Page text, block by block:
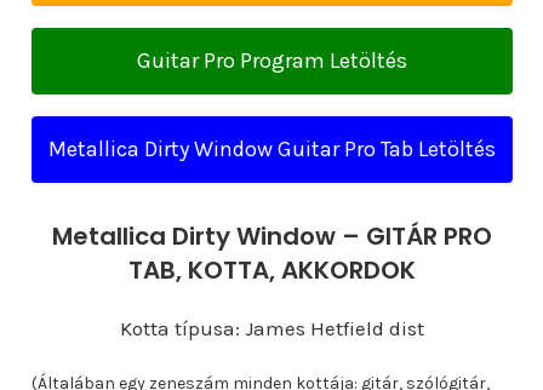
Guitar Pro Program Letöltés
Metallica Dirty Window Guitar Pro Tab Letöltés
Metallica Dirty Window – GITÁR PRO
TAB, KOTTA, AKKORDOK
Kotta típusa: James Hetfield dist
(Általában egy zeneszám minden kottája: gitár, szólógitár,